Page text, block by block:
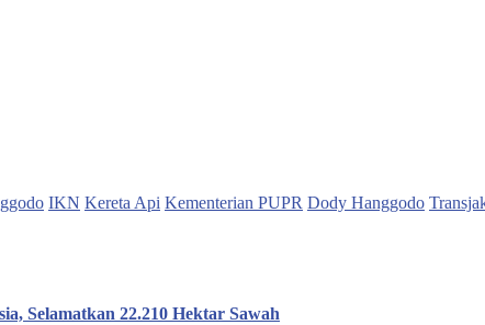
IKN Kereta Api Kementerian PUPR Dody Hanggodo
Selamatkan 22.210 Hektar Sawah